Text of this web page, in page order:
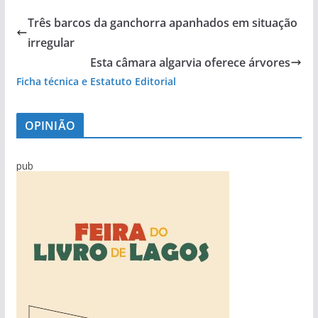
Três barcos da ganchorra apanhados em situação
irregular
Esta câmara algarvia oferece árvores
Ficha técnica e Estatuto Editorial
OPINIÃO
pub